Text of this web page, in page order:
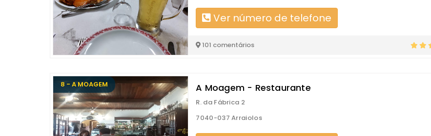
Ver número de telefone
101 comentários
8 - A MOAGEM A Moagem - Restaurante
R. da Fábrica 2
7040-037 Arraiolos